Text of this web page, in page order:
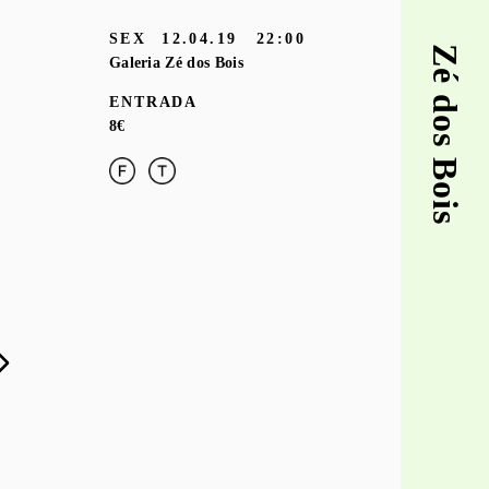
Zé dos Bois
SEX 12.04.19
22:00
Galeria Zé dos Bois
ENTRADA
8€